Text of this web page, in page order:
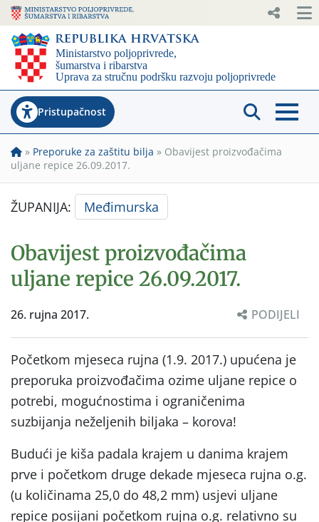
Pristupačnost
» Preporuke za zaštitu bilja » Obavijest proizvođačima
uljane repice 26.09.2017.
ŽUPANIJA: Međimurska
Obavijest proizvođačima
uljane repice 26.09.2017.
26. rujna 2017. PODIJELI
Početkom mjeseca rujna (1.9. 2017.) upućena je
preporuka proizvođačima ozime uljane repice o
potrebi, mogućnostima i ograničenima
suzbijanja neželjenih biljaka – korova!
Budući je kiša padala krajem u danima krajem
prve i početkom druge dekade mjeseca rujna o.g.
(u količinama 25,0 do 48,2 mm) usjevi uljane
repice posijani početkom rujna o.g. relativno su